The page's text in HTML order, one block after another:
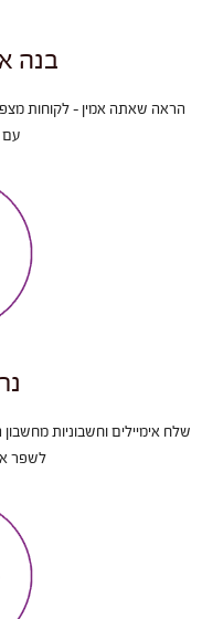
בנה
הראה שאתה אמין - לקוחות
שלח אימיילים וחשבוניות
לשפר